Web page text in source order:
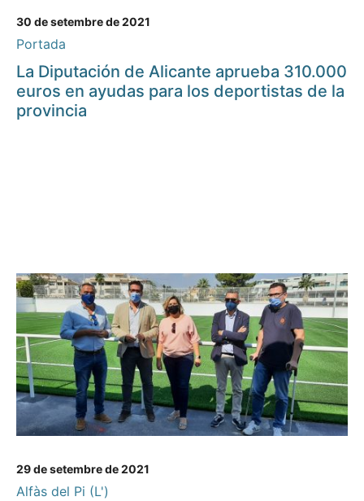
30 de setembre de 2021
Portada
La Diputación de Alicante aprueba 310.000
euros en ayudas para los deportistas de la
provincia
29 de setembre de 2021
Alfàs del Pi (L')